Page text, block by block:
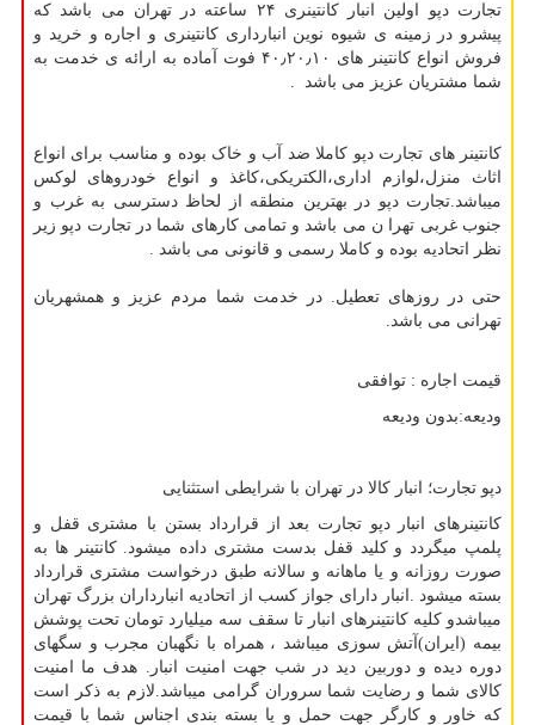
تجارت دپو اولین انبار کانتینری ۲۴ ساعته در تهران می باشد که
پیشرو در زمینه ی شیوه نوین انبارداری کانتینری و اجاره و خرید و
فروش انواع کانتینر های ۴۰٫۲۰٫۱۰ فوت آماده به ارائه ی خدمت به
شما مشتریان عزیز می باشد .
کانتینر های تجارت دپو کاملا ضد آب و خاک بوده و مناسب برای انواع
اثاث منزل،لوازم اداری،الکتریکی،کاغذ و انواع خودروهای لوکس
میباشد.تجارت دپو در بهترین منطقه از لحاظ دسترسی به غرب و
جنوب غربی تهرا ن می باشد و تمامی کارهای شما در تجارت دپو زیر
نظر اتحادیه بوده و کاملا رسمی و قانونی می باشد .
حتی در روزهای تعطیل. در خدمت شما مردم عزیز و همشهریان
تهرانی می باشد.
قیمت اجاره : توافقی
ودیعه:بدون ودیعه
دپو تجارت؛ انبار کالا در تهران با شرایطی استثنایی
کانتینرهای انبار دپو تجارت بعد از قرارداد بستن با مشتری قفل و
پلمپ میگردد و کلید قفل بدست مشتری داده میشود. کانتینر ها به
صورت روزانه و یا ماهانه و سالانه طبق درخواست مشتری قرارداد
بسته میشود .انبار دارای جواز کسب از اتحادیه انبارداران بزرگ تهران
میباشدو کلیه کانتینرهای انبار تا سقف سه میلیارد تومان تحت پوشش
بیمه (ایران)آتش سوزی میباشد ، همراه با نگهبان مجرب و سگهای
دوره دیده و دوربین دید در شب جهت امنیت انبار. هدف ما امنیت
کالای شما و رضایت شما سروران گرامی میباشد.لازم به ذکر است
که خاور و کارگر جهت حمل و یا بسته بندی اجناس شما با قیمت